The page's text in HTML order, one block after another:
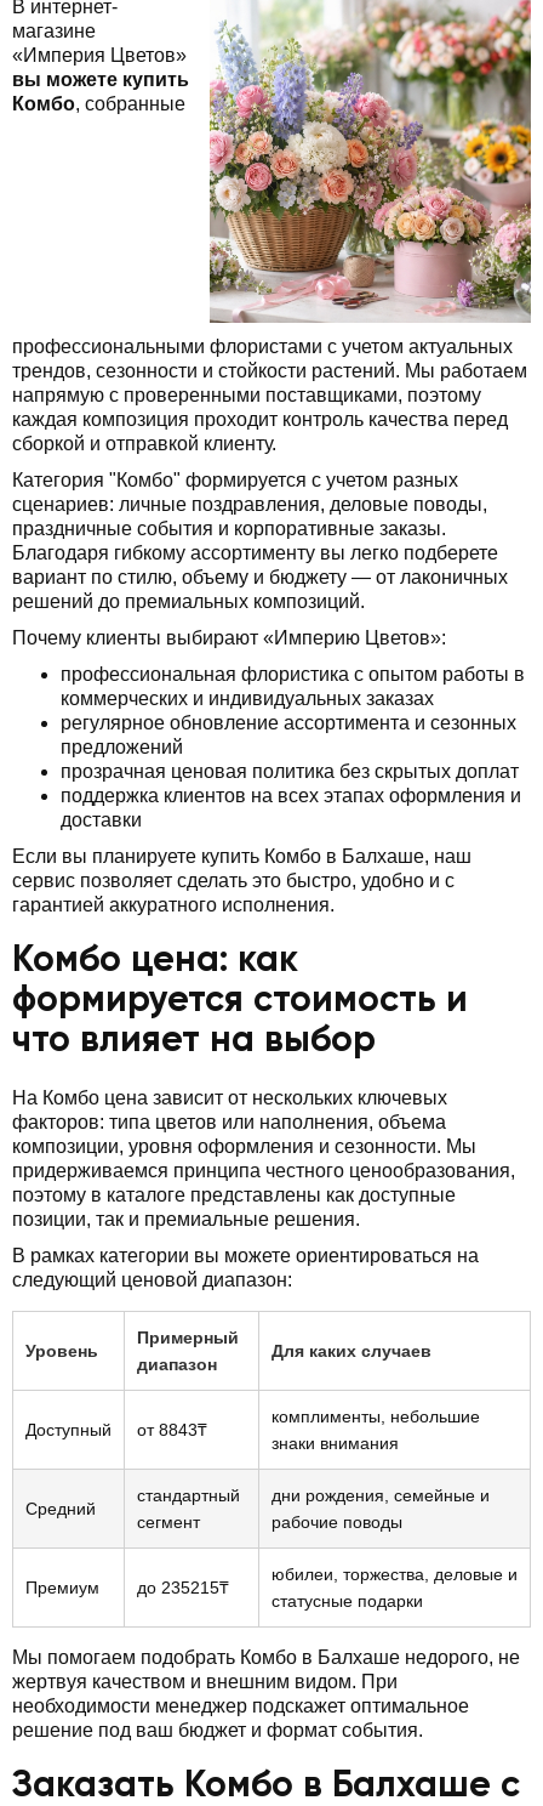
В интернет-
магазине
«Империя Цветов»
вы можете купить
Комбо, собранные
профессиональными флористами с учетом актуальных
трендов, сезонности и стойкости растений. Мы работаем
напрямую с проверенными поставщиками, поэтому
каждая композиция проходит контроль качества перед
сборкой и отправкой клиенту.
Категория "Комбо" формируется с учетом разных
сценариев: личные поздравления, деловые поводы,
праздничные события и корпоративные заказы.
Благодаря гибкому ассортименту вы легко подберете
вариант по стилю, объему и бюджету — от лаконичных
решений до премиальных композиций.
Почему клиенты выбирают «Империю Цветов»:
профессиональная флористика с опытом работы в
коммерческих и индивидуальных заказах
регулярное обновление ассортимента и сезонных
предложений
прозрачная ценовая политика без скрытых доплат
поддержка клиентов на всех этапах оформления и
доставки
Если вы планируете купить Комбо в Балхаше, наш
сервис позволяет сделать это быстро, удобно и с
гарантией аккуратного исполнения.
Комбо цена: как
формируется стоимость и
что влияет на выбор
На Комбо цена зависит от нескольких ключевых
факторов: типа цветов или наполнения, объема
композиции, уровня оформления и сезонности. Мы
придерживаемся принципа честного ценообразования,
поэтому в каталоге представлены как доступные
позиции, так и премиальные решения.
В рамках категории вы можете ориентироваться на
следующий ценовой диапазон:
Уровень
Примерный
диапазон
Для каких случаев
Доступный от 8843₸
комплименты, небольшие
знаки внимания
Средний
стандартный
сегмент
дни рождения, семейные и
рабочие поводы
Премиум до 235215₸
юбилеи, торжества, деловые и
статусные подарки
Мы помогаем подобрать Комбо в Балхаше недорого, не
жертвуя качеством и внешним видом. При
необходимости менеджер подскажет оптимальное
решение под ваш бюджет и формат события.
Заказать Комбо в Балхаше с